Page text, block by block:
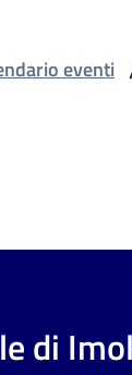
eventi
di